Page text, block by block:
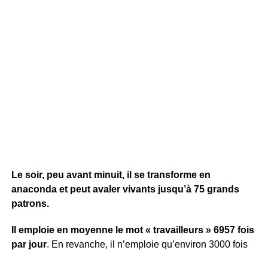
Le soir, peu avant minuit, il se transforme en
anaconda et peut avaler vivants jusqu’à 75 grands
patrons.
Il emploie en moyenne le mot « travailleurs » 6957 fois
par jour. En revanche, il n’emploie qu’environ 3000 fois